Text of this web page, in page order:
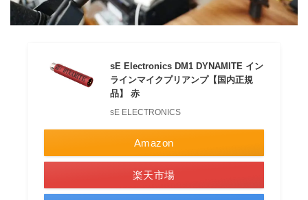
sE Electronics DM1 DYNAMITE イン
ラインマイクプリアンプ【国内正規
品】 赤
sE ELECTRONICS
Amazon
楽天市場